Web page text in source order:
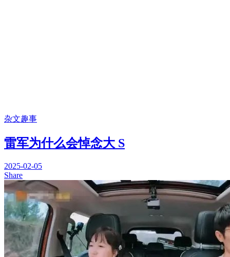
杂文趣事
雷军为什么会悼念大 S
2025-02-05
Share